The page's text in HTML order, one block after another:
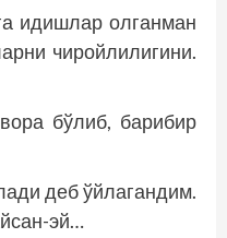
идишлар олганман
чиройлилигини.
бўлиб, барибир
деб ўйлагандим.
эй…